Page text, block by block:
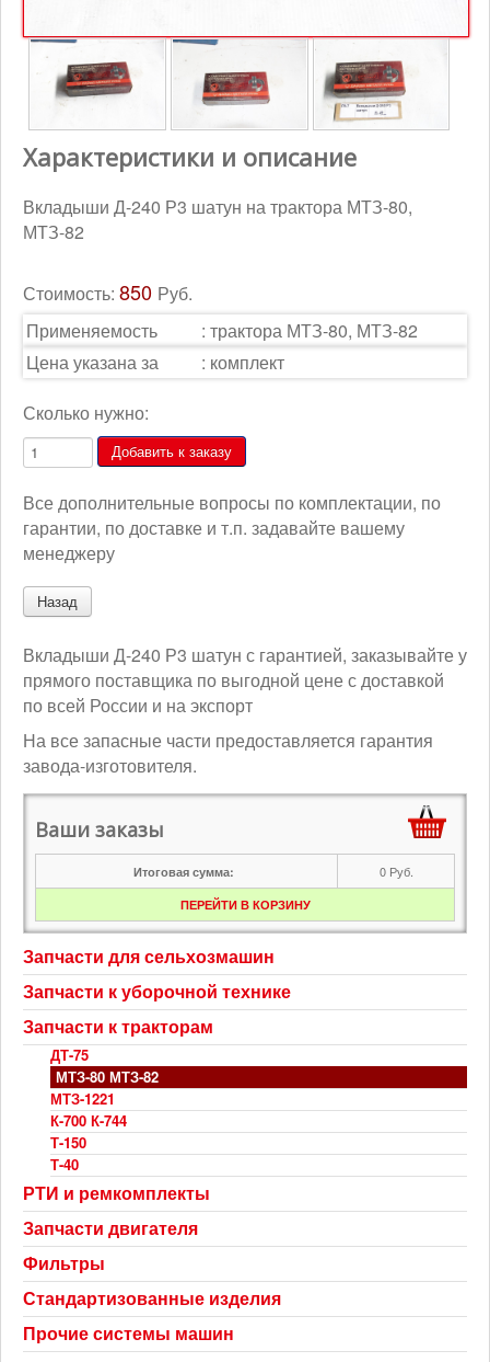
Характеристики и описание
Вкладыши Д-240 Р3 шатун на трактора МТЗ-80,
МТЗ-82
Стоимость: 850 Руб.
Применяемость
: трактора МТЗ-80, МТЗ-82
Цена указана за
: комплект
Сколько нужно:
Все дополнительные вопросы по комплектации, по
гарантии, по доставке и т.п. задавайте вашему
менеджеру
Вкладыши Д-240 Р3 шатун с гарантией, заказывайте у
прямого поставщика по выгодной цене с доставкой
по всей России и на экспорт
На все запасные части предоставляется гарантия
завода-изготовителя.
Ваши заказы
Итоговая сумма: 0 Руб.
ПЕРЕЙТИ В КОРЗИНУ
Запчасти для сельхозмашин
Запчасти к уборочной технике
Запчасти к тракторам
ДТ-75
МТЗ-80 МТЗ-82
МТЗ-1221
К-700 К-744
Т-150
Т-40
РТИ и ремкомплекты
Запчасти двигателя
Фильтры
Стандартизованные изделия
Прочие системы машин